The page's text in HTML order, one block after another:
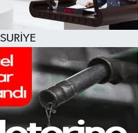
SURİYE